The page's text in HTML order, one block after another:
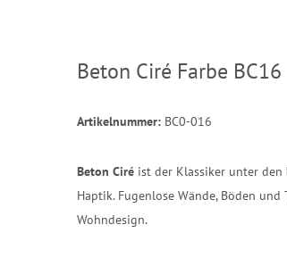
Beton Ciré Farbe BC16
Artikelnummer: BC0-016
Beton Ciré ist der Klassiker unter den
Haptik. Fugenlose Wände, Böden
Wohndesign.